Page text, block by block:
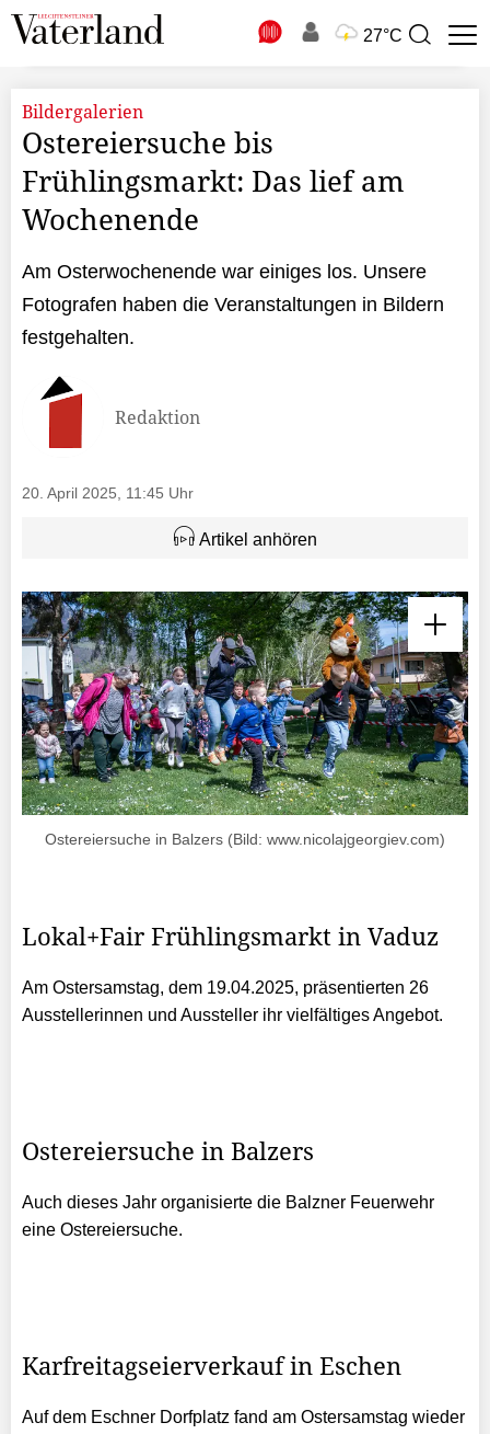
27°C
Suchbegriff
Bildergalerien
Ostereiersuche bis
Frühlingsmarkt: Das lief am
Wochenende
Am Osterwochenende war einiges los. Unsere
Fotografen haben die Veranstaltungen in Bildern
festgehalten.
20. April 2025, 11:45 Uhr
Redaktion
Artikel anhören
Ostereiersuche in Balzers (Bild: www.nicolajgeorgiev.com)
Lokal+Fair Frühlingsmarkt in Vaduz
Am Ostersamstag, dem 19.04.2025, präsentierten 26
Ausstellerinnen und Aussteller ihr vielfältiges Angebot.
Ostereiersuche in Balzers
Auch dieses Jahr organisierte die Balzner Feuerwehr
eine Ostereiersuche.
Karfreitagseierverkauf in Eschen
Auf dem Eschner Dorfplatz fand am Ostersamstag wieder